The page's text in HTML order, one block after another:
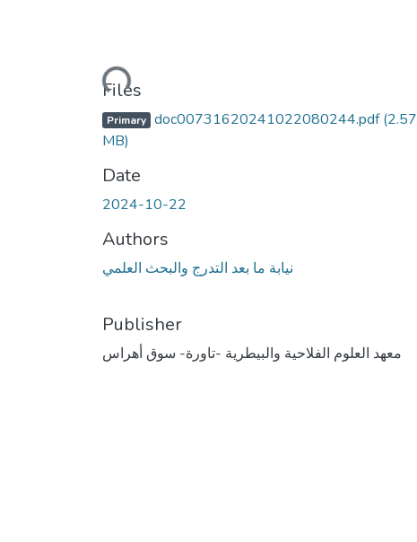
Loading...
Files
Primary doc00731620241022080244.pdf(2.57
MB)
Date
2024-10-22
Authors
نيابة ما بعد التدرج والبحث العلمي
Publisher
معهد العلوم الفلاحية والبيطرية -تاورة- سوق أهراس